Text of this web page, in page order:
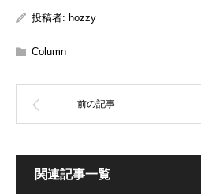
投稿者: hozzy
Column
関連記事一覧